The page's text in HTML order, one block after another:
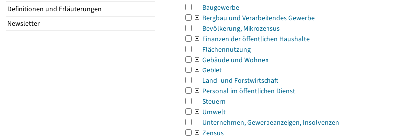
Definitionen und Erläuterungen
Newsletter
Baugewerbe
Bergbau und Verarbeitendes Gewerbe
Bevölkerung, Mikrozensus
Finanzen der öffentlichen Haushalte
Flächennutzung
Gebäude und Wohnen
Gebiet
Land- und Forstwirtschaft
Personal im öffentlichen Dienst
Steuern
Umwelt
Unternehmen, Gewerbeanzeigen, Insolvenzen
Zensus